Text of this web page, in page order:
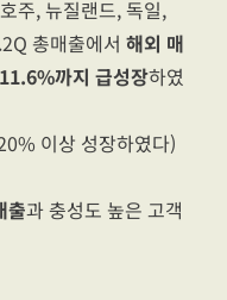
주, 뉴질랜드, 독일,
총매출에서해외 매
까지 급성장하였
이상 성장하였다)
출과 충성도 높은 고객